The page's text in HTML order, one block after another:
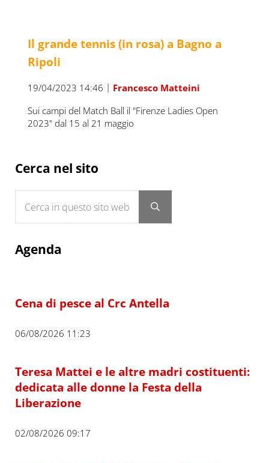
Il grande tennis (in rosa) a Bagno a
Ripoli
19/04/2023 14:46 | Francesco Matteini
Sui campi del Match Ball il "Firenze Ladies Open
2023" dal 15 al 21 maggio
Sidebar
Cerca nel sito
Submit search
Agenda
Cena di pesce al Crc Antella
06/08/2026 11:23
Teresa Mattei e le altre madri costituenti:
dedicata alle donne la Festa della
Liberazione
02/08/2026 09:17